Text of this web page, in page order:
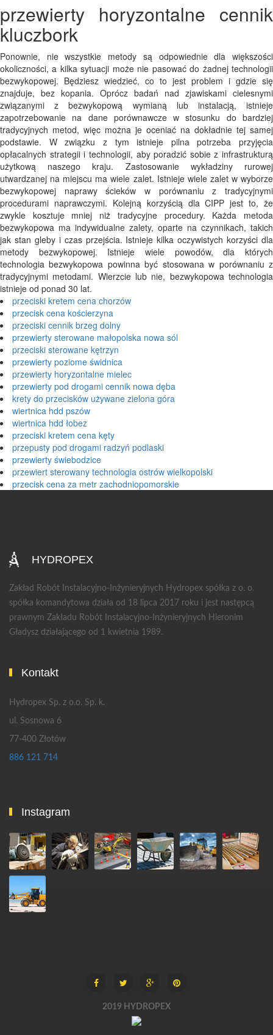
przewierty horyzontalne cennik
kluczbork
Ponownie, nie wszystkie metody są odpowiednie dla większości
okoliczności, a kilka sytuacji może nie pasować do żadnej technologii
bezwykopowej. Będziesz wiedzieć, co to jest problem i gdzie się
znajduje, bez kopania. Oprócz badań nad zjawiskami cielesnymi
związanymi z bezwykopową wymianą lub instalacją, istnieje
zapotrzebowanie na dane porównawcze w stosunku do bardziej
tradycyjnych metod, więc można je oceniać na dokładnie tej samej
podstawie. W związku z tym istnieje pilna potrzeba przyjęcia
opłacalnych strategii i technologii, aby poradzić sobie z infrastrukturą
użytkową naszego kraju. Zastosowanie wykładziny rurowej
utwardzanej na miejscu ma wiele zalet. Istnieje wiele zalet w wyborze
bezwykopowej naprawy ścieków w porównaniu z tradycyjnymi
procedurami naprawczymi. Kolejną korzyścią dla CIPP jest to, że
zwykle kosztuje mniej niż tradycyjne procedury. Każda metoda
bezwykopowa ma indywidualne zalety, oparte na czynnikach, takich
jak stan gleby i czas przejścia. Istnieje kilka oczywistych korzyści dla
metody bezwykopowej. Istnieje wiele powodów, dla których
technologia bezwykopowa powinna być stosowana w porównaniu z
tradycyjnymi metodami. Wierzcie lub nie, bezwykopowa technologia
istnieje od ponad 30 lat.
przeciski kretem cena chorzów
przecisk cena kościerzyna
przeciski cennik brzeg dolny
przewierty sterowane małopolska nowa sól
przeciski sterowane kętrzyn
przewierty poziome świdnica
przewierty horyzontalne mielec
przewierty pod drogami cennik nowa dęba
krety do przecisków używane zielona góra
wiertnica hdd pszów
wiertnica hdd łobez
przeciski kretem cena kęty
przepusty pod drogami radzyń podlaski
przewierty świebodzice
przewiert sterowany technologia ostrów wielkopolski
przecisk cena za metr zachodniopomorskie
HYDROPEX
Zakład Robót Instalacyjno-Inżynieryjnych Hydropex spółka z o. o.
spółka komandytowa działa od 18 lipca 2017 roku i jest następcą
prawnym Zakładu Robót Instalacyjno-Inżynieryjnych Hieronim
Gładysz działającego od 1 kwietnia 1989.
Kontakt
Hydropex Sp. z o.o. Sp. k.
ul. Sosnowa 6
77-400 Złotów
886 121 714
Instagram
2019 HYDROPEX